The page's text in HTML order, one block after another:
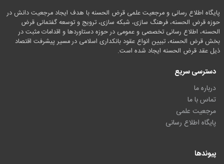
پایگاه اطلاع رسانی و مرجعیت علمی قرض الحسنه با هدف ایجاد مرجعیت دانش در
حوزه قرض الحسنه، فرهنگ سازی، شبکه سازی، ترویج و توسعه گفتمانی قرض
الحسنه، اطلاع رسانی تخصصی و عمومی در حوزه دستاوردها و اقدامات مثبت در
بخش قرض الحسنه، تبیین انواع عقود بانکداری اسلامی در مسیر پیشرفت اقتصاد
ذیل عقد قرض الحسنه ایجاد شده است.
دسترسی سریع
درباره ما
تماس با ما
مرجعیت علمی
پایگاه اطلاع رسانی
پیوندها